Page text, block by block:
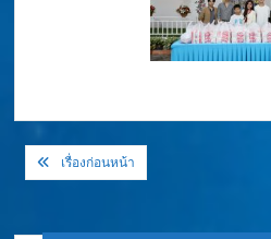
แนะแนว
เรื่องก่อนหน้า